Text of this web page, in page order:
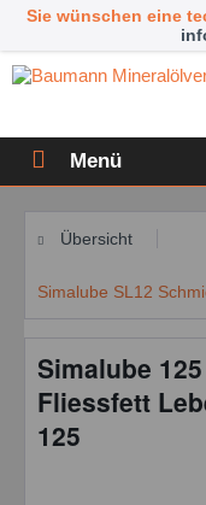
Sie wünschen eine
Menü
Übersicht
Simalube SL12
Simalube
Fliessfett
125